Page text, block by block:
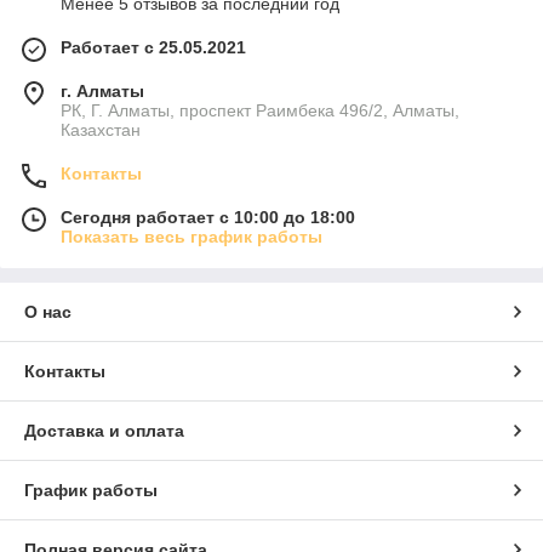
Менее 5 отзывов за последний год
Работает с 25.05.2021
г. Алматы
РК, Г. Алматы, проспект Раимбека 496/2, Алматы,
Казахстан
Контакты
Сегодня работает с 10:00 до 18:00
Показать весь график работы
О нас
Контакты
Доставка и оплата
График работы